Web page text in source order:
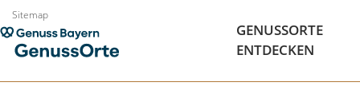
Zum
Inhalt
springen
Sitemap
GENUSSORTE
ENTDECKEN